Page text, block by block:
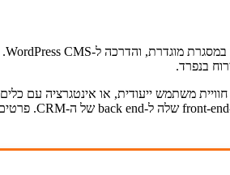
בנפרד.